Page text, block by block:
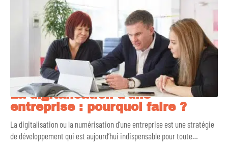
La digitalisation d’une
entreprise : pourquoi faire ?
La digitalisation ou la numérisation d’une entreprise est une stratégie
de développement qui est aujourd’hui indispensable pour toute…